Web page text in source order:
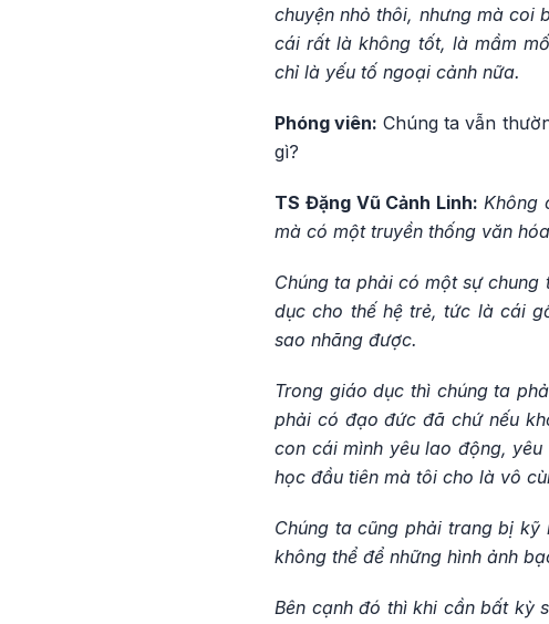
chuyện nhỏ thôi, nhưng mà coi
cái rất là không tốt, là mầm
chỉ là yếu tố ngoại cảnh nữa.
Phóng viên: Chúng ta vẫn
gì?
TS Đặng Vũ Cảnh Linh: Không
mà có một truyền thống văn
Chúng ta phải có một sự
dục cho thế hệ trẻ, tức là cái
sao nhãng được.
Trong giáo dục thì chúng ta
phải có đạo đức đã chứ nếu
con cái mình yêu lao động,
học đầu tiên mà tôi cho là vô
Chúng ta cũng phải trang bị
không thể để những hình ảnh
Bên cạnh đó thì khi cần bất kỳ